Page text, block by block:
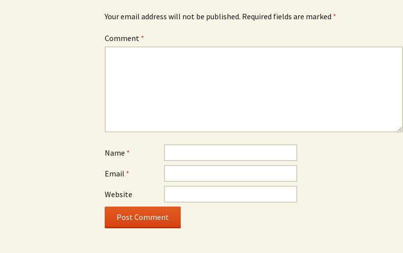
Your email address will not be published. Required fields are marked *
Comment *
Name *
Email *
Website